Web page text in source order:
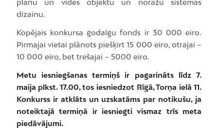
plānu un vides objektu un norāžu sistēmas
dizainu.
Kopējais konkursa godalgu fonds ir 30 000 eiro.
Pirmajai vietai plānots piešķirt 15 000 eiro, otrajai –
10 000 eiro, bet trešajai – 5000 eiro.
Metu iesniegšanas termiņš ir pagarināts līdz 7.
maija plkst. 17.00, tos iesniedzot Rīgā, Torņa ielā 11.
Konkurss ir atklāts un uzskatāms par notikušu, ja
noteiktajā termiņā ir iesniegti vismaz trīs meta
piedāvājumi.